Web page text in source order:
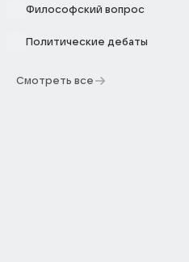
Философский вопрос
Политические дебаты
Смотреть все